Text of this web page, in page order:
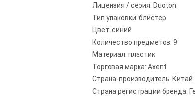
Лицензия / серия: Duoton
Тип упаковки: блистер
Цвет: синий
Количество предметов: 9
Материал: пластик
Торговая марка: Axent
Страна-производитель: Китай
Страна регистрации бренда: